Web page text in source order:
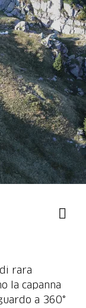
rara
la capanna
a 360°